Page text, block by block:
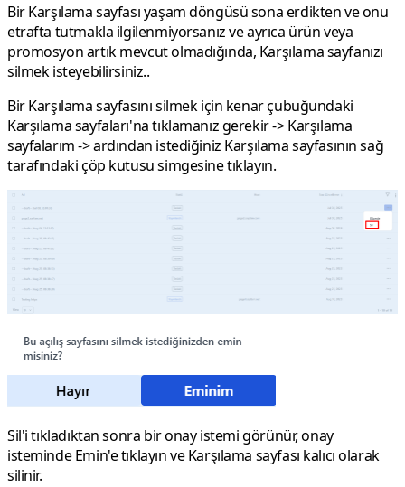
Bir Karşılama sayfası yaşam döngüsü sona erdikten ve onu
etrafta tutmakla ilgilenmiyorsanız ve ayrıca ürün veya
promosyon artık mevcut olmadığında, Karşılama sayfanızı
silmekisteyebilirsiniz..
Bir Karşılama sayfasını silmek için kenar çubuğundaki
Karşılama sayfaları'na tıklamanız gerekir -> Karşılama
sayfalarım -> ardından istediğiniz Karşılama sayfasının sağ
tarafındaki çöp kutusu simgesine tıklayın.
Sil'itıkladıktan sonra bir onay istemi görünür, onay
istemindeEmin'etıklayın ve Karşılama sayfası kalıcı olarak
silinir.